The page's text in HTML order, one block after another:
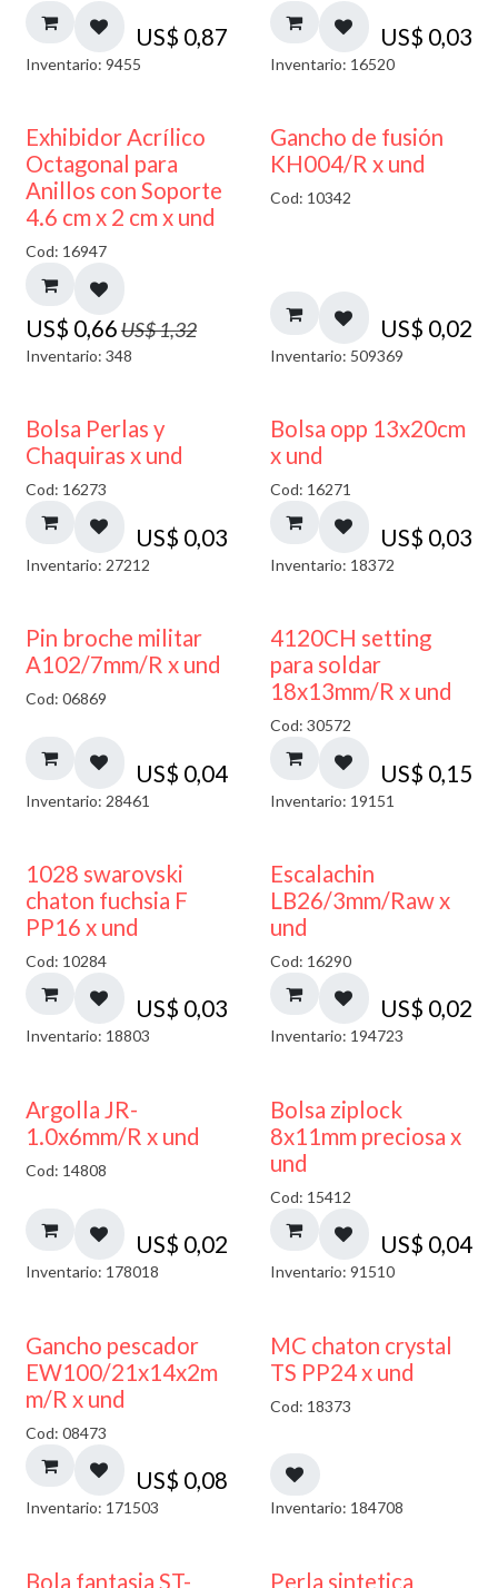
US$ 0,87
Inventario: 9455
US$ 0,03
Inventario: 16520
50% DESCUENTO
Exhibidor Acrílico
Octagonal para
Anillos con Soporte
4.6 cm x 2 cm x und
Cod: 16947
US$ 0,66US$1,32
Inventario: 348
Gancho de fusión
KH004/R x und
Cod: 10342
US$ 0,02
Inventario: 509369
Bolsa Perlas y
Chaquiras x und
Cod: 16273
US$ 0,03
Inventario: 27212
Bolsa opp 13x20cm
x und
Cod: 16271
US$ 0,03
Inventario: 18372
Pin broche militar
A102/7mm/R x und
Cod: 06869
US$ 0,04
Inventario: 28461
4120CH setting
para soldar
18x13mm/R x und
Cod: 30572
US$ 0,15
Inventario: 19151
1028 swarovski
chaton fuchsia F
PP16 x und
Cod: 10284
US$ 0,03
Inventario: 18803
Escalachin
LB26/3mm/Raw x
und
Cod: 16290
US$ 0,02
Inventario: 194723
Argolla JR-
1.0x6mm/R x und
Cod: 14808
US$ 0,02
Inventario: 178018
¡NUEVO!
Bolsa ziplock
8x11mm preciosa x
und
Cod: 15412
US$ 0,04
Inventario: 91510
Gancho pescador
EW100/21x14x2m
m/R x und
Cod: 08473
US$ 0,08
Inventario: 171503
MC chaton crystal
TS PP24 x und
Cod: 18373
Inventario: 184708
Bola fantasia ST- Perla sintetica